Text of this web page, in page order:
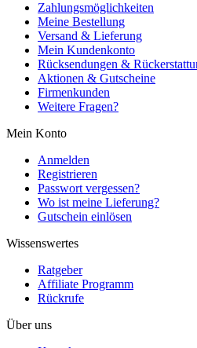
Zahlungsmöglichkeiten
Meine Bestellung
Versand & Lieferung
Mein Kundenkonto
Rücksendungen &
Aktionen & Gutscheine
Firmenkunden
Weitere Fragen?
Mein Konto
Anmelden
Registrieren
Passwort vergessen?
Wo ist meine Lieferung?
Gutschein einlösen
Wissenswertes
Ratgeber
Affiliate Programm
Rückrufe
Über uns